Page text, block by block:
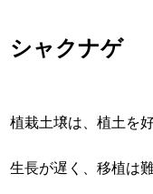
シャクナゲ
植栽土壌は、植土を
生長が遅く、移植は難